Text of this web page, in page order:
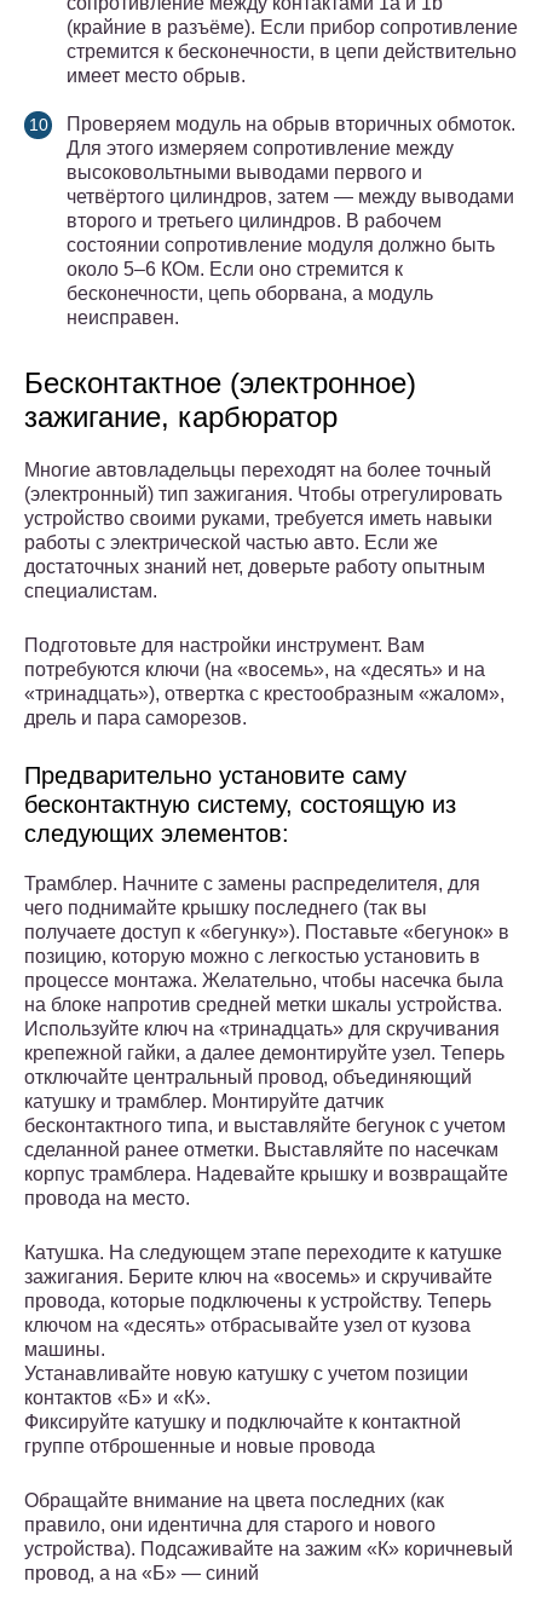
(крайние в разъёме). Если прибор сопротивление
стремится к бесконечности, в цепи действительно
имеет место обрыв.
Проверяем модуль на обрыв вторичных обмоток.
Для этого измеряем сопротивление между
высоковольтными выводами первого и
четвёртого цилиндров, затем — между выводами
второго и третьего цилиндров. В рабочем
состоянии сопротивление модуля должно быть
около 5–6 КОм. Если оно стремится к
бесконечности, цепь оборвана, а модуль
неисправен.
Бесконтактное (электронное)
зажигание, карбюратор
Многие автовладельцы переходят на более точный
(электронный) тип зажигания. Чтобы отрегулировать
устройство своими руками, требуется иметь навыки
работы с электрической частью авто. Если же
достаточных знаний нет, доверьте работу опытным
специалистам.
Подготовьте для настройки инструмент. Вам
потребуются ключи (на «восемь», на «десять» и на
«тринадцать»), отвертка с крестообразным «жалом»,
дрель и пара саморезов.
Предварительно установите саму
бесконтактную систему, состоящую из
следующих элементов:
Трамблер. Начните с замены распределителя, для
чего поднимайте крышку последнего (так вы
получаете доступ к «бегунку»). Поставьте «бегунок» в
позицию, которую можно с легкостью установить в
процессе монтажа. Желательно, чтобы насечка была
на блоке напротив средней метки шкалы устройства.
Используйте ключ на «тринадцать» для скручивания
крепежной гайки, а далее демонтируйте узел. Теперь
отключайте центральный провод, объединяющий
катушку и трамблер. Монтируйте датчик
бесконтактного типа, и выставляйте бегунок с учетом
сделанной ранее отметки. Выставляйте по насечкам
корпус трамблера. Надевайте крышку и возвращайте
провода на место.
Катушка. На следующем этапе переходите к катушке
зажигания. Берите ключ на «восемь» и скручивайте
провода, которые подключены к устройству. Теперь
ключом на «десять» отбрасывайте узел от кузова
машины.
Устанавливайте новую катушку с учетом позиции
контактов «Б» и «К».
Фиксируйте катушку и подключайте к контактной
группе отброшенные и новые провода
Обращайте внимание на цвета последних (как
правило, они идентична для старого и нового
устройства). Подсаживайте на зажим «К» коричневый
провод, а на «Б» — синий